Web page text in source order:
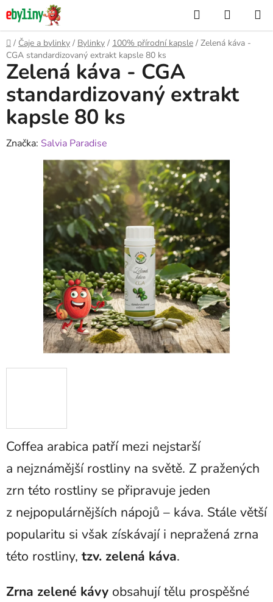
Přejít
na
obsah
Hledat
KOŠÍK
Domů
/ Čaje a bylinky / Bylinky / 100% přírodní kapsle / Zelená káva -
CGA standardizovaný extrakt kapsle 80 ks
Coffea arabica patří mezi nejstarší
a nejznámější rostliny na světě. Z pražených
zrn této rostliny se připravuje jeden
z nejpopulárnějších nápojů – káva. Stále větší
popularitu si však získávají i nepražená zrna
této rostliny,tzv. zelená káva.
Zrna zelené kávy obsahují tělu prospěšné
Zelená káva - CGA
standardizovaný extrakt
kapsle 80 ks
Značka: Salvia Paradise